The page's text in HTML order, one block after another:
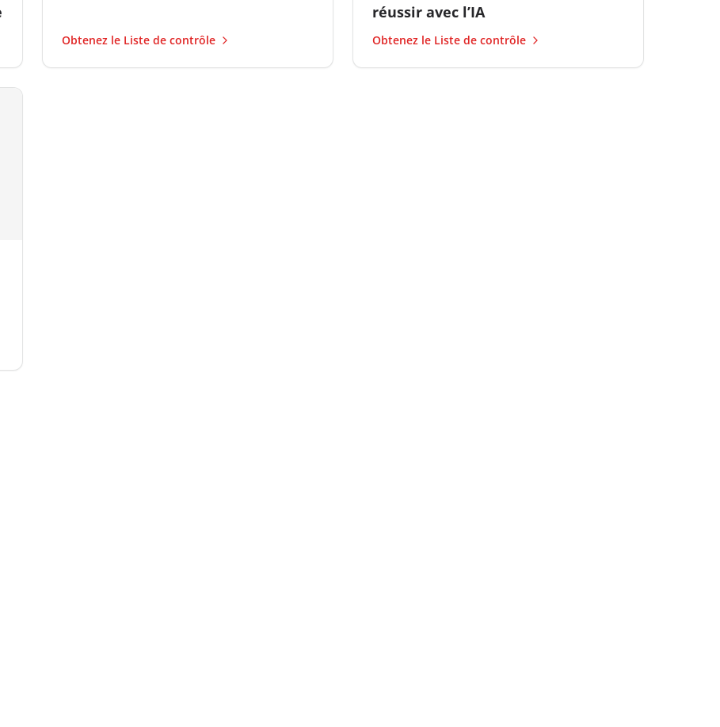
Obtenez le Liste de contrôle
réussir avec l’IA
Obtenez le Liste de contrôle